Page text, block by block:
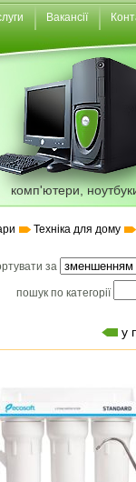
Вакансії
комп'ютери,
Техніка для дому
за
пошук по категорії
у